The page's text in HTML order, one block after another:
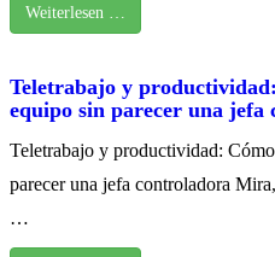
Weiterlesen …
Teletrabajo y
equipo sin parecer una jefa
Teletrabajo y productividad:
parecer una jefa controladora
…